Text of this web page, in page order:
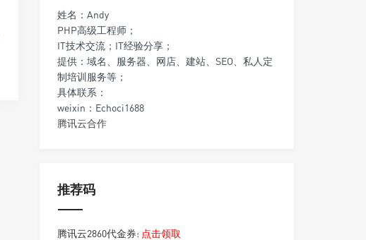
姓名：Andy
PHP高级工程师；
IT技术交流；IT经验分享；
提供：域名、服务器、网店、建站、SEO、私人定
制培训服务等；
具体联系：
weixin：Echoci1688
腾讯云合作
推荐码
腾讯云2860代金券: 点击领取